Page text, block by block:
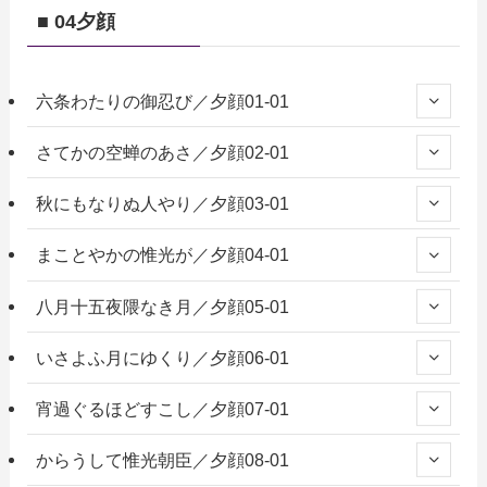
■ 04夕顔
六条わたりの御忍び／夕顔01-01
さてかの空蝉のあさ／夕顔02-01
秋にもなりぬ人やり／夕顔03-01
まことやかの惟光が／夕顔04-01
八月十五夜隈なき月／夕顔05-01
いさよふ月にゆくり／夕顔06-01
宵過ぐるほどすこし／夕顔07-01
からうして惟光朝臣／夕顔08-01